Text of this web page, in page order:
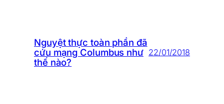
Nguyệt thực toàn phần đã
cứu mạng Columbus như
thế nào?
22/01/2018